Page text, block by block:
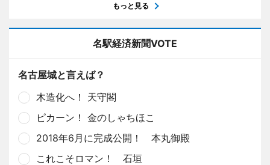
もっと見る
名駅経済新聞VOTE
名古屋城と言えば？
木造化へ！ 天守閣
ピカーン！ 金のしゃちほこ
2018年6月に完成公開！ 本丸御殿
これこそロマン！ 石垣